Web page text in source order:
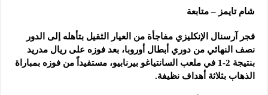
شام تايمز – متابعة
فجر آرسنال الإنكليزي مفاجأة من العيار الثقيل بتأهله إلى الدور
نصف النهائي من دوري أبطال أوروبا، بعد فوزه على ريال مدريد
بنتيجة 2-1 في ملعب السانتياغو بيرنابيو، مستفيداً من فوزه بمباراة
الذهاب بثلاثة أهداف نظيفة.